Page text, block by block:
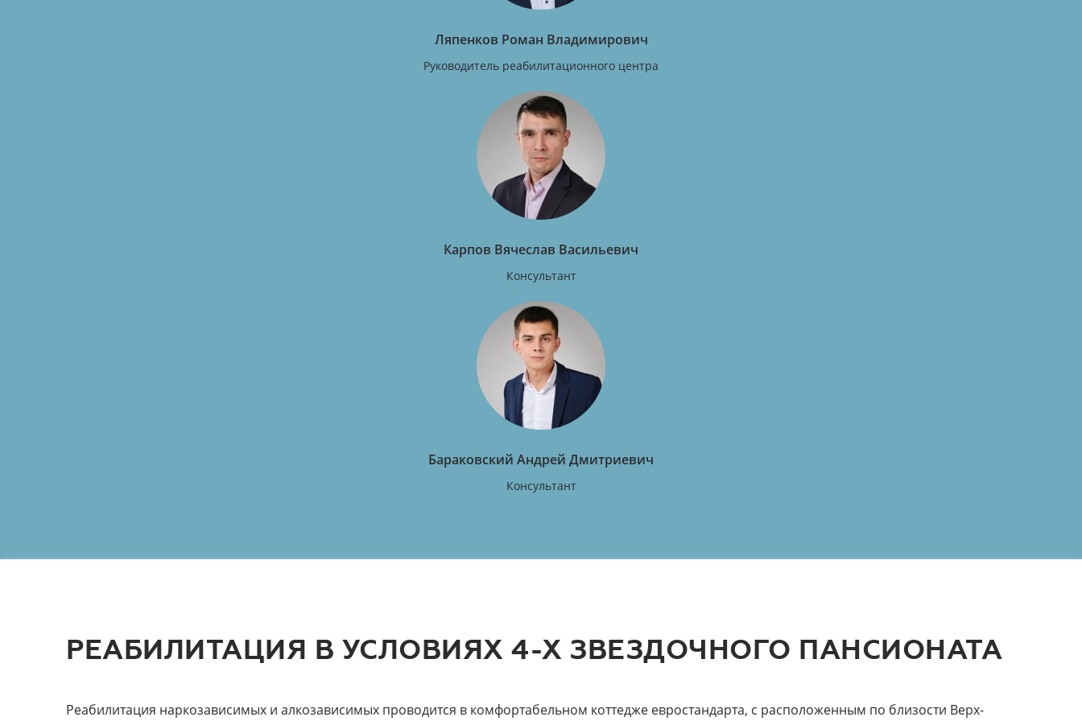
Ляпенков Роман Владимирович
Руководитель реабилитационного центра
Карпов Вячеслав Васильевич
Консультант
Бараковский Андрей Дмитриевич
Консультант
РЕАБИЛИТАЦИЯ В УСЛОВИЯХ 4-Х ЗВЕЗДОЧНОГО ПАНСИОНАТА
Реабилитация наркозависимых и алкозависимых проводится в комфортабельном коттедже евростандарта, с расположенным по близости Верх-